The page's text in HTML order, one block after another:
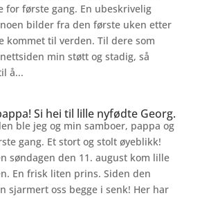
for første gang. En ubeskrivelig
bilder fra den første uken etter
kommet til verden. Til dere som
min støtt og stadig, så
å...
Si hei til lille nyfødte Georg.
ble jeg og min samboer, pappa og
gang. Et stort og stolt øyeblikk!
søndagen den 11. august kom lille
En frisk liten prins. Siden den
sjarmert oss begge i senk! Her har